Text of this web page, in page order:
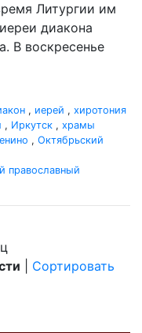
Литургии им
диакона
В воскресенье
, иерей , хиротония
, Иркутск , храмы
, Октябрьский
православный
Сортировать